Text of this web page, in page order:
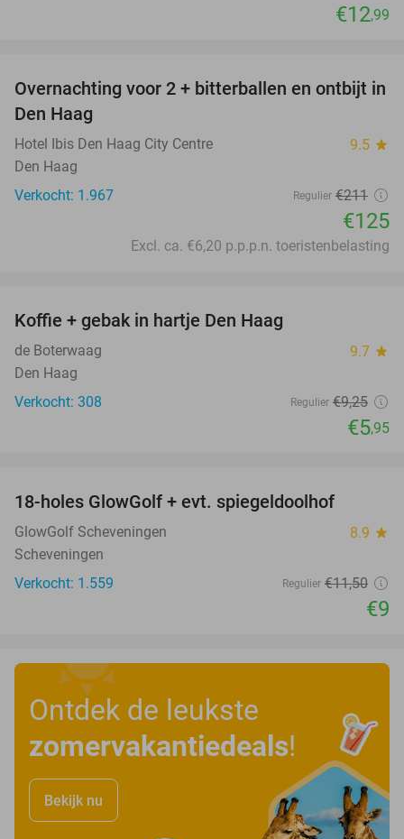
€12,99
41%
Overnachting voor 2 + bitterballen en ontbijt in
Den Haag
Hotel Ibis Den Haag City Centre 9.5 star
Den Haag
Verkocht: 1.967
Regulier €211
€125
Excl. ca. €6,20 p.p.p.n. toeristenbelasting
Koffie + gebak in hartje Den Haag
de Boterwaag 9.7 star
Den Haag
Verkocht: 308
Regulier €9,25
€5,95
18-holes GlowGolf + evt. spiegeldoolhof
GlowGolf Scheveningen 8.9 star
Scheveningen
Verkocht: 1.559
Regulier €11,50
€9
Ontdek de leukste
zomervakantiedeals!
Bekijk nu